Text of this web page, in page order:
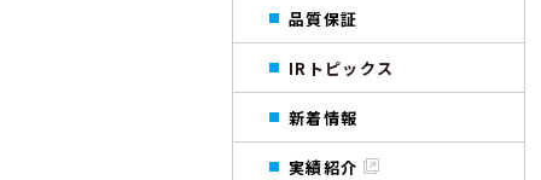
品質保証
IRトピックス
新着情報
実績紹介